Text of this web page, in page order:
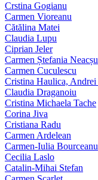
Crstina Gogianu
Carmen Vioreanu
Cătălina Matei
Claudia Lupu
Ciprian Jeler
Carmen Ștefania Neacșu
Carmen Cuculescu
Cristina Haulica, Andrei
Claudia Draganoiu
Cristina Michaela Tache
Corina Jiva
Cristiana Radu
Carmen Ardelean
Carmen-Iulia Bourceanu
Cecilia Laslo
Catalin-Mihai Stefan